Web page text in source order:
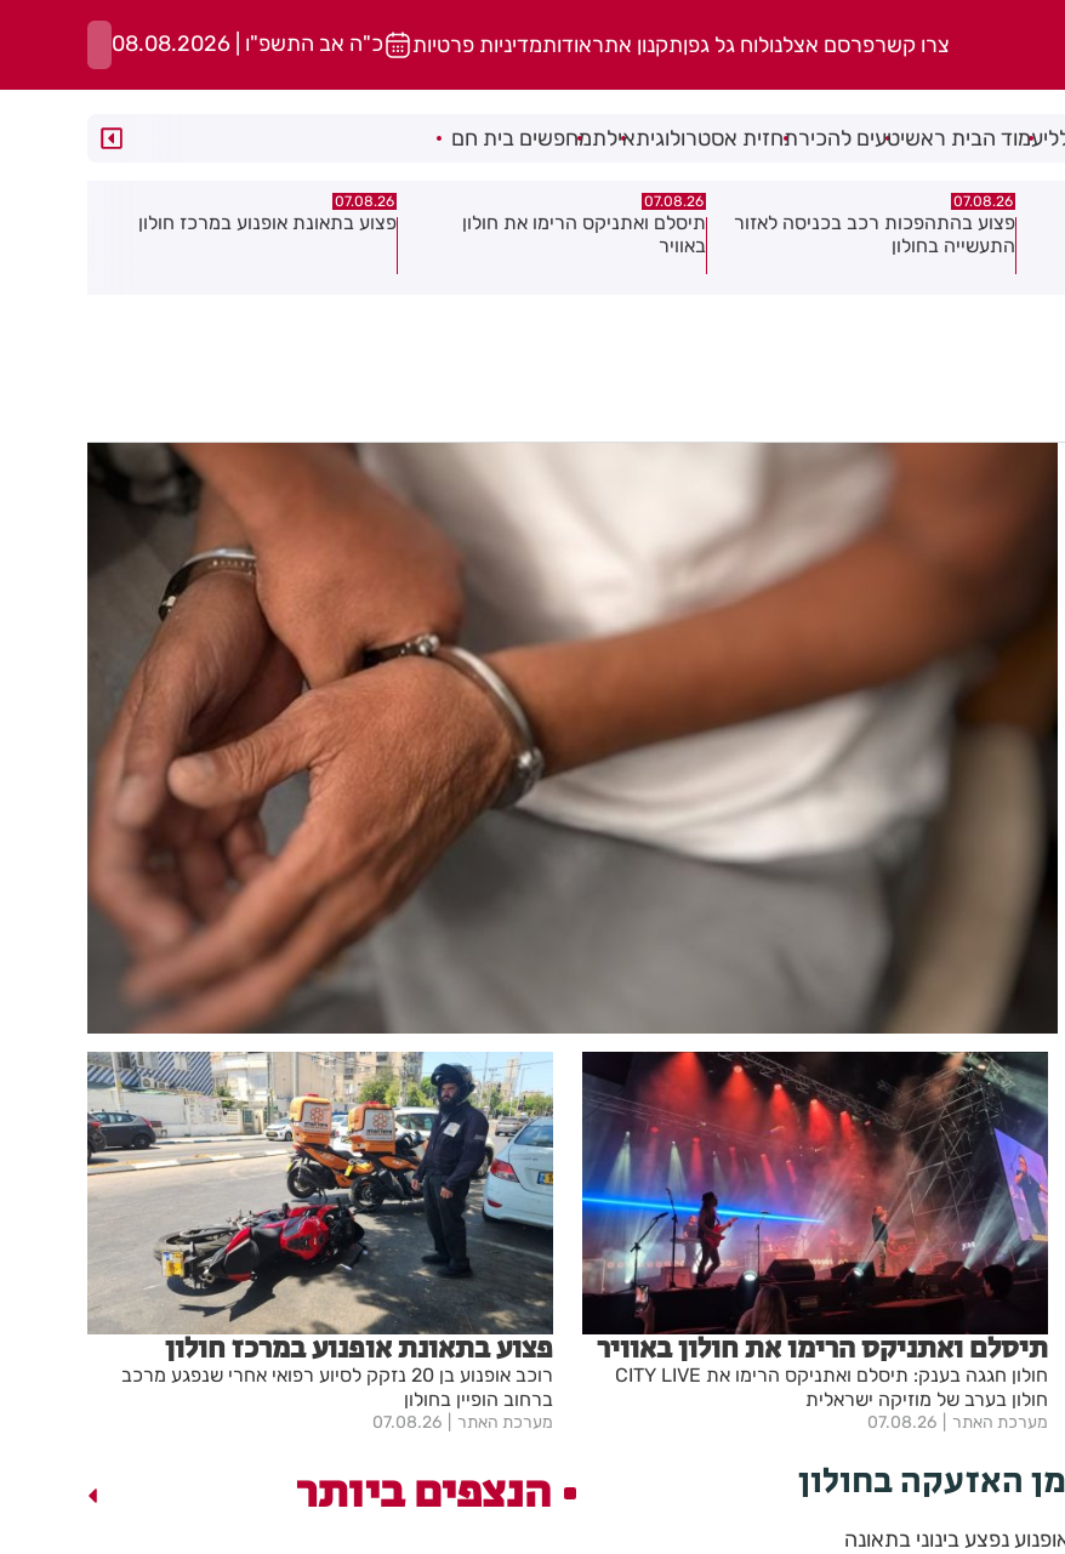
צרו קשרפרסם אצלנולוח גל גפןתקנון אתראודותמדיניות פרטיות כ"ה אב התשפ"ו | 08.08.2026
עמוד הבית ראשיטעים להכירתחזית אסטרולוגיתאילתמחפשים בית חם
07.08.26
תיסלם ואתניקס הרימו את חולון
באוויר
07.08.26
פצוע בתאונת אופנוע במרכז חולון
07.08.26
גופה נפלטה אל חוף בת ים
תיסלם ואתניקס הרימו את חולון באוויר
חולון חגגה בענק: תיסלם ואתניקס הרימו את CITY LIVE
חולון בערב של מוזיקה ישראלית
מערכת האתר 07.08.26
פצוע בתאונת אופנוע במרכז חולון
רוכב אופנוע בן 20 נזקק לסיוע רפואי אחרי שנפגע מרכב
ברחוב הופיין בחולון
מערכת האתר 07.08.26
האזעקה בחולון
נפצע בינוני בתאונה
הנצפים ביותר